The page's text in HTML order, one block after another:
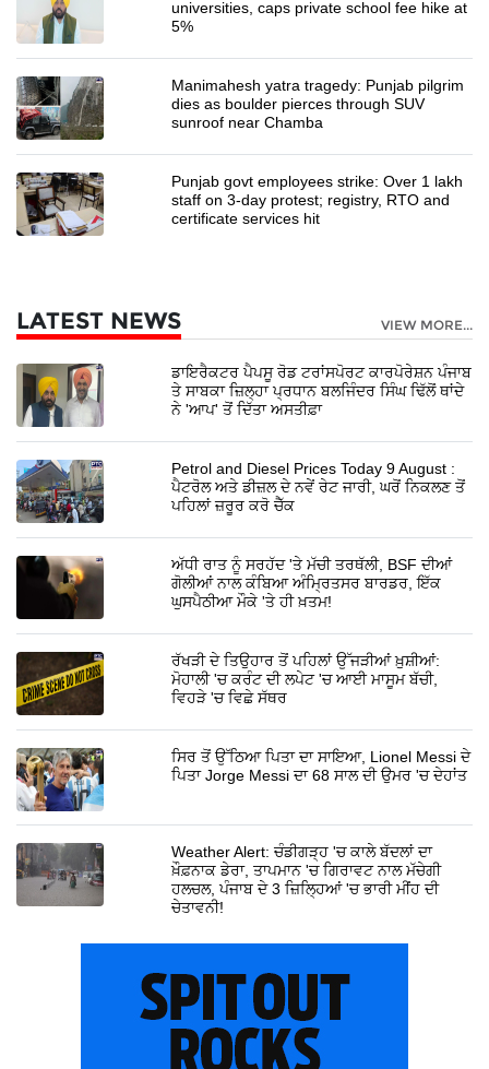
universities, caps private school fee hike at
5%
Manimahesh yatra tragedy: Punjab pilgrim
dies as boulder pierces through SUV
sunroof near Chamba
Punjab govt employees strike: Over 1 lakh
staff on 3-day protest; registry, RTO and
certificate services hit
LATEST NEWS VIEW MORE...
ਡਾਇਰੈਕਟਰ ਪੈਪਸੂ ਰੋਡ ਟਰਾਂਸਪੋਰਟ ਕਾਰਪੋਰੇਸ਼ਨ ਪੰਜਾਬ
ਤੇ ਸਾਬਕਾ ਜ਼ਿਲ੍ਹਾ ਪ੍ਰਧਾਨ ਬਲਜਿੰਦਰ ਸਿੰਘ ਢਿੱਲੋਂ ਥਾਂਦੇ
ਨੇ 'ਆਪ' ਤੋਂ ਦਿੱਤਾ ਅਸਤੀਫ਼ਾ
Petrol and Diesel Prices Today 9 August :
ਪੈਟਰੋਲ ਅਤੇ ਡੀਜ਼ਲ ਦੇ ਨਵੇਂ ਰੇਟ ਜਾਰੀ, ਘਰੋਂ ਨਿਕਲਣ ਤੋਂ
ਪਹਿਲਾਂ ਜ਼ਰੂਰ ਕਰੋ ਚੈੱਕ
ਅੱਧੀ ਰਾਤ ਨੂੰ ਸਰਹੱਦ 'ਤੇ ਮੱਚੀ ਤਰਥੱਲੀ, BSF ਦੀਆਂ
ਗੋਲੀਆਂ ਨਾਲ ਕੰਬਿਆ ਅੰਮ੍ਰਿਤਸਰ ਬਾਰਡਰ, ਇੱਕ
ਘੁਸਪੈਠੀਆ ਮੌਕੇ 'ਤੇ ਹੀ ਖ਼ਤਮ!
ਰੱਖੜੀ ਦੇ ਤਿਉਹਾਰ ਤੋਂ ਪਹਿਲਾਂ ਉੱਜੜੀਆਂ ਖ਼ੁਸ਼ੀਆਂ:
ਮੋਹਾਲੀ 'ਚ ਕਰੰਟ ਦੀ ਲਪੇਟ 'ਚ ਆਈ ਮਾਸੂਮ ਬੱਚੀ,
ਵਿਹੜੇ 'ਚ ਵਿਛੇ ਸੱਥਰ
ਸਿਰ ਤੋਂ ਉੱਠਿਆ ਪਿਤਾ ਦਾ ਸਾਇਆ, Lionel Messi ਦੇ
ਪਿਤਾ Jorge Messi ਦਾ 68 ਸਾਲ ਦੀ ਉਮਰ 'ਚ ਦੇਹਾਂਤ
Weather Alert: ਚੰਡੀਗੜ੍ਹ 'ਚ ਕਾਲੇ ਬੱਦਲਾਂ ਦਾ
ਖ਼ੌਫ਼ਨਾਕ ਡੇਰਾ, ਤਾਪਮਾਨ 'ਚ ਗਿਰਾਵਟ ਨਾਲ ਮੱਚੇਗੀ
ਹਲਚਲ, ਪੰਜਾਬ ਦੇ 3 ਜ਼ਿਲ੍ਹਿਆਂ 'ਚ ਭਾਰੀ ਮੀਂਹ ਦੀ
ਚੇਤਾਵਨੀ!